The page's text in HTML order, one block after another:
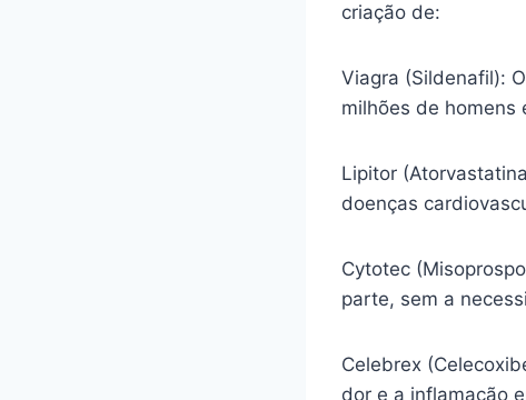
criação de:
Viagra (Sildenafil):
milhões de homens
Lipitor
doenças
Cytotec
parte, sem a
Celebrex
dor e a inflamação